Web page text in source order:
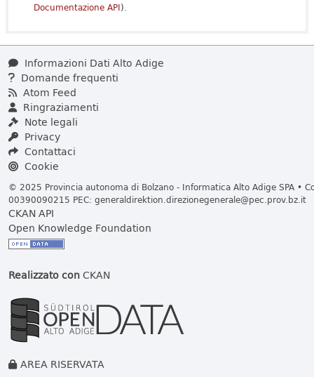
Documentazione API).
Informazioni Dati Alto Adige
Domande frequenti
Atom Feed
Ringraziamenti
Note legali
Privacy
Contattaci
Cookie
© 2025 Provincia autonoma di Bolzano - Informatica Alto Adige SPA •
00390090215 PEC: generaldirektion.direzionegenerale@pec.prov.bz.it
CKAN API
Open Knowledge Foundation
Realizzato conCKAN
AREA RISERVATA